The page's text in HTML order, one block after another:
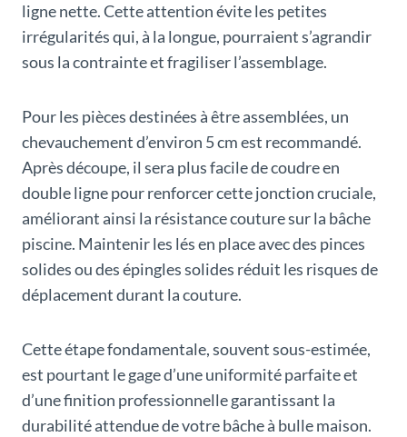
ligne nette. Cette attention évite les petites
irrégularités qui, à la longue, pourraient s’agrandir
sous la contrainte et fragiliser l’assemblage.
Pour les pièces destinées à être assemblées, un
chevauchement d’environ 5 cm est recommandé.
Après découpe, il sera plus facile de coudre en
double ligne pour renforcer cette jonction cruciale,
améliorant ainsi la résistance couture sur la bâche
piscine. Maintenir les lés en place avec des pinces
solides ou des épingles solides réduit les risques de
déplacement durant la couture.
Cette étape fondamentale, souvent sous-estimée,
est pourtant le gage d’une uniformité parfaite et
d’une finition professionnelle garantissant la
durabilité attendue de votre bâche à bulle maison.